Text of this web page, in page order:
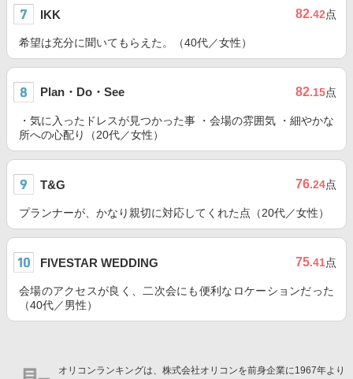
IKK 82.42点
希望は充分に聞いてもらえた。（40代／女性）
Plan・Do・See 82.15点
・気に入ったドレスが見つかった事 ・会場の雰囲気 ・細やかな
所への心配り（20代／女性）
T&G 76.24点
プランナーが、かなり親切に対応してくれた点（20代／女性）
FIVESTAR WEDDING 75.41点
会場のアクセスが良く、二次会にも便利なロケーションだった
（40代／男性）
オリコンランキングは、株式会社オリコンを前身企業に1967年より